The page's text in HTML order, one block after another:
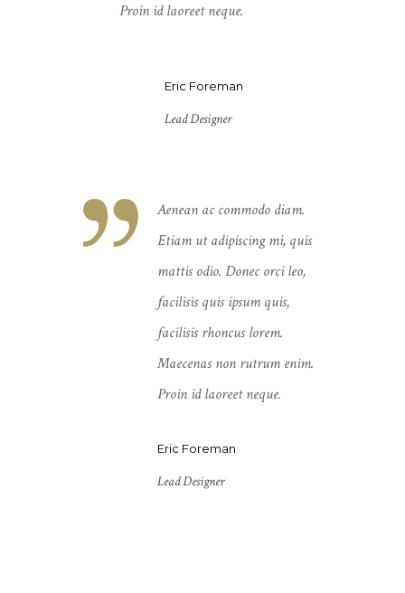
Proin id laoreet neque.
Eric Foreman
Lead Designer
Aenean ac commodo diam.
Etiam ut adipiscing mi, quis
mattis odio. Donec orci leo,
facilisis quis ipsum quis,
facilisis rhoncus lorem.
Maecenas non rutrum enim.
Proin id laoreet neque.
Eric Foreman
Lead Designer